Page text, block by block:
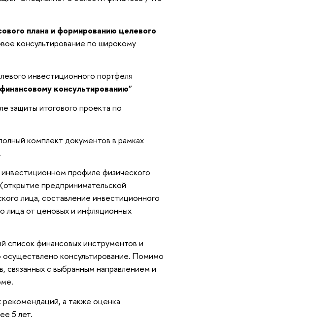
плана и формированию целевого
консультирование по широкому
инвестиционного портфеля
консультированию"
защиты итогового проекта по
комплект документов в рамках
профиле физического
предпринимательской
лица, составление инвестиционного
лица от ценовых и инфляционных
список финансовых инструментов и
консультирование. Помимо
связанных с выбранным направлением и
рекомендаций, а также оценка
5 лет.